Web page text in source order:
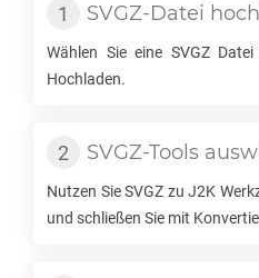
SVGZ-Datei
Wählen Sie eine SVGZDatei
Hochladen.
SVGZ-Tools
Nutzen SieSVGZ zu J2K
und schließen Sie mit